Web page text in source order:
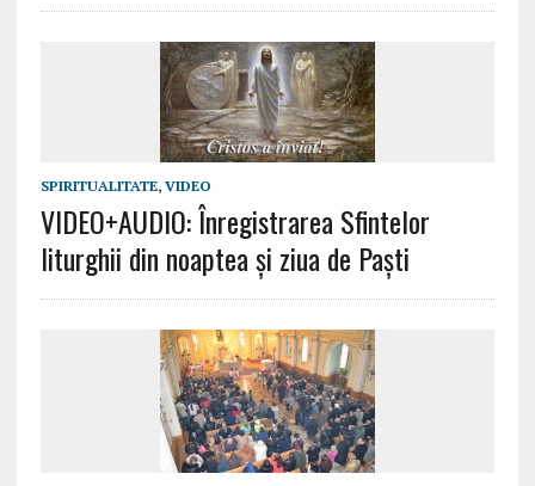
SPIRITUALITATE, VIDEO
VIDEO+AUDIO: Înregistrarea Sfintelor
liturghii din noaptea și ziua de Paști